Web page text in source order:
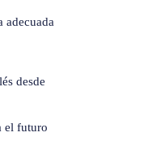
adecuada
desde
el futuro